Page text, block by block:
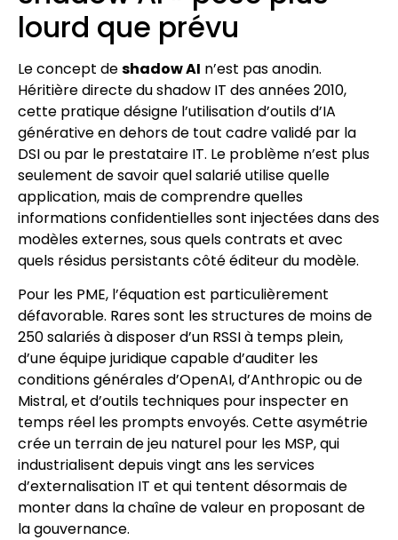
lourd que prévu
Le concept deshadow AI n’est pas anodin.
Héritière directe du shadow IT des années 2010,
cette pratique désigne l’utilisation d’outils d’IA
générative en dehors de tout cadre validé par la
DSI ou par le prestataire IT. Le problème n’est plus
seulement de savoir quel salarié utilise quelle
application, mais de comprendre quelles
informations confidentielles sont injectées dans des
modèles externes, sous quels contrats et avec
quels résidus persistants côté éditeur du modèle.
Pour les PME, l’équation est particulièrement
défavorable. Rares sont les structures de moins de
250 salariés à disposer d’un RSSI à temps plein,
d’une équipe juridique capable d’auditer les
conditions générales d’OpenAI, d’Anthropic ou de
Mistral, et d’outils techniques pour inspecter en
temps réel les prompts envoyés. Cette asymétrie
crée un terrain de jeu naturel pour les MSP, qui
industrialisent depuis vingt ans les services
d’externalisation IT et qui tentent désormais de
monter dans la chaîne de valeur en proposant de
la gouvernance.